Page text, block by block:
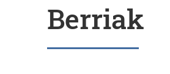
Berriak